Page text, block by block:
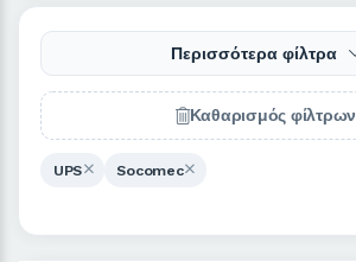
Περισσότερα φίλτρα
Καθαρισμός φίλτρων
UPS Socomec